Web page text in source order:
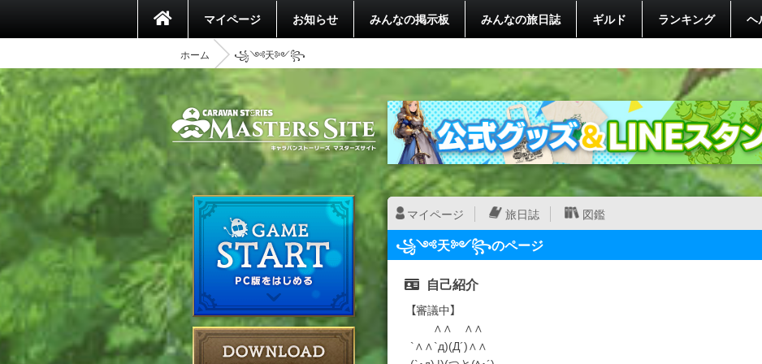
マイページ お知らせ みんなの掲示板 みんなの旅日誌 ギルド ランキング ヘ
ホーム ꧁༺天༻꧂
マイページ 旅日誌 図鑑
꧁༺天༻꧂のページ
自己紹介
【審議中】
∧∧ ∧∧
`∧∧`д)(Д´)∧∧